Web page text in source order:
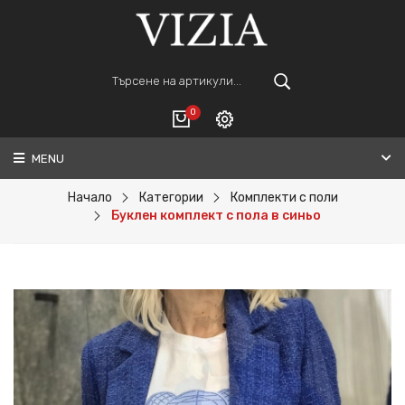
0
ВАШАТА КОЛИЧКА Е ПРАЗНА.
ПОРЪЧАЙ
Регистрация
MENU
Начало Категории
Комплекти с поли
Буклен комплект с пола в синьо